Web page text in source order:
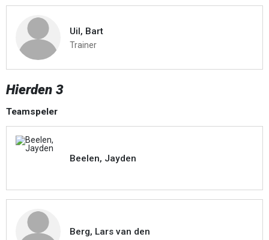
Uil, Bart
Trainer
Hierden 3
Teamspeler
Beelen, Jayden
Berg, Lars van den